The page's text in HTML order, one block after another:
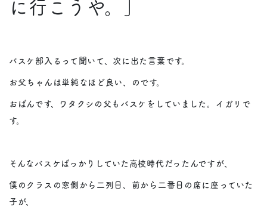
に行こうや。」
バスケ部入るって聞いて、次に出た言葉です。
お父ちゃんは単純なほど良い、のです。
おばんです、ワタクシの父もバスケをしていました。イガリで
す。
そんなバスケばっかりしていた高校時代だったんですが、
僕のクラスの窓側から二列目、前から二番目の席に座っていた
子が、